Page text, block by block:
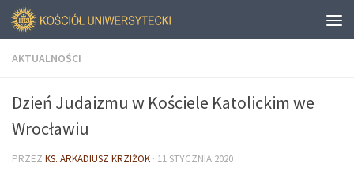
AKTUALNOŚCI
Dzień Judaizmu w Kościele Katolickim we
Wrocławiu
PRZEZ KS. ARKADIUSZ KRZIŻOK · 11 STYCZNIA 2020